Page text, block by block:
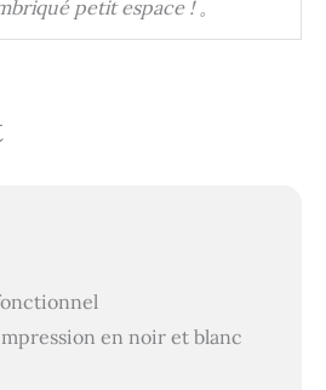
petit espace ! 。
en noir et blanc